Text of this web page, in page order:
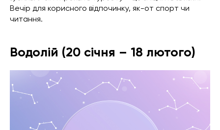
Вечір для корисного відпочинку, як-от спорт чи
читання.
Водолій (20 січня – 18 лютого)